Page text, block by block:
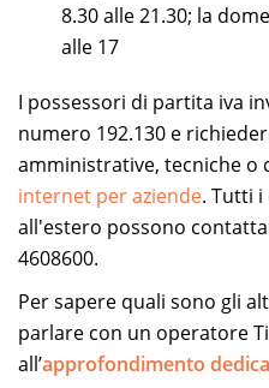
8.30 alle 21.30; la
alle 17
I possessori di partita iva
numero 192.130 e
amministrative, tecniche o
internet per aziende. Tutti i
all'estero possono
4608600.
Per sapere quali sono gli
parlare con un operatore
all’approfondimento